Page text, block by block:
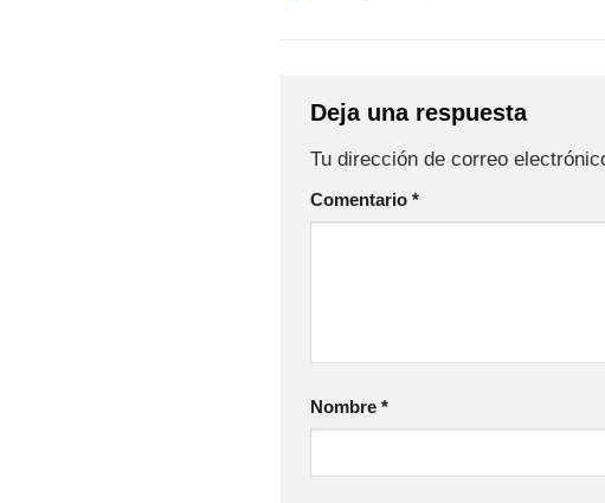
Deja una respuesta
Tu dirección de correo
Comentario *
Nombre *